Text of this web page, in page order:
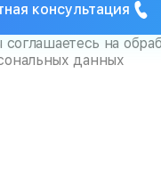
консультация
на
данных